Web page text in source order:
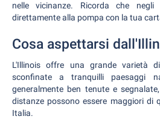
nelle vicinanze. Ricorda che
direttamente alla pompa con la tua
Cosa aspettarsi
L'Illinois offre una grande varietà
sconfinate a tranquilli paesaggi
generalmente ben tenute e
distanze possono essere maggiori di
Italia.